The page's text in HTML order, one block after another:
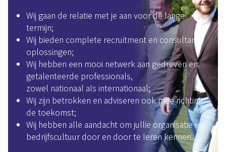
Wij gaan de relatie met je aan voor de lange
termijn;
Wij bieden complete recruitment en consultancy
oplossingen;
Wij hebben een mooi netwerk aan gedreven en
getalenteerde professionals,
zowel nationaal als internationaal;
Wij zijn betrokken en adviseren ook mee richting
de toekomst;
Wij hebben alle aandacht om jullie organisatie en
bedrijfscultuur door en door te leren kennen.